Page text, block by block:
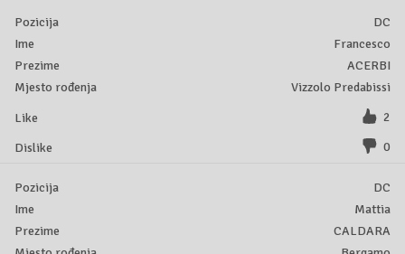
DC
Francesco
ACERBI
Vizzolo Predabissi
2
0
DC
Mattia
CALDARA